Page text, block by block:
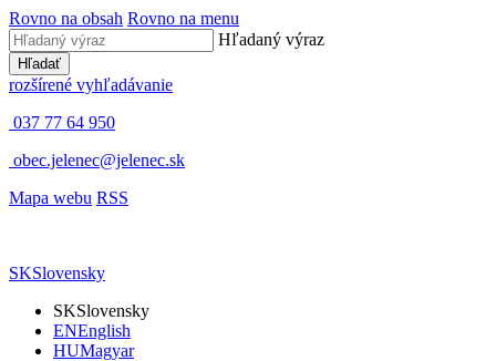
Rovno na obsah Rovno na menu
Hľadaný výraz
Hľadať
rozšírené vyhľadávanie
037 77 64 950
obec.jelenec@jelenec.sk
Mapa webu RSS
SKSlovensky
SKSlovensky
ENEnglish
HUMagyar